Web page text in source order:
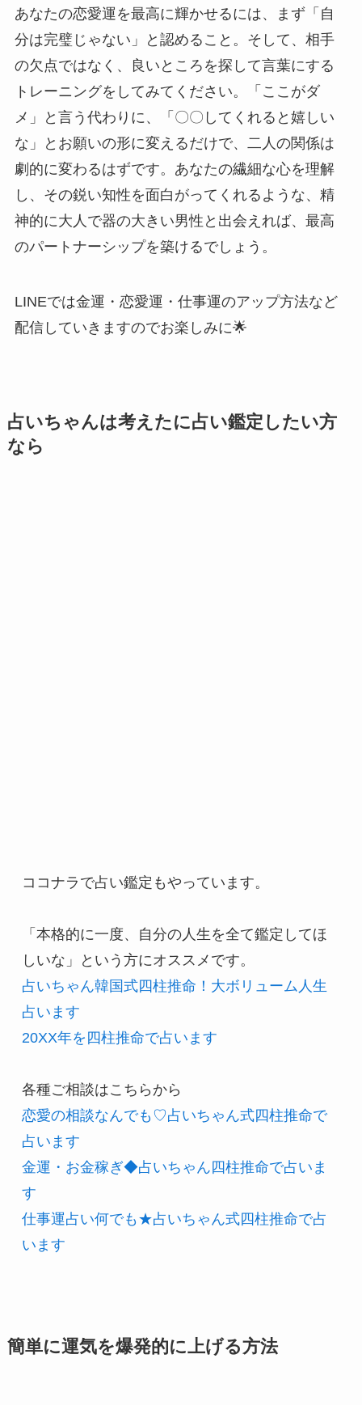
あなたの恋愛運を最高に輝かせるには、まず「自
分は完璧じゃない」と認めること。そして、相手
の欠点ではなく、良いところを探して言葉にする
トレーニングをしてみてください。「ここがダ
メ」と言う代わりに、「〇〇してくれると嬉しい
な」とお願いの形に変えるだけで、二人の関係は
劇的に変わるはずです。あなたの繊細な心を理解
し、その鋭い知性を面白がってくれるような、精
神的に大人で器の大きい男性と出会えれば、最高
のパートナーシップを築けるでしょう。
LINEでは金運・恋愛運・仕事運のアップ方法など
配信していきますのでお楽しみに🌟
占いちゃんは考えたに占い鑑定したい方
なら
ココナラで占い鑑定もやっています。
「本格的に一度、自分の人生を全て鑑定してほ
しいな」という方にオススメです。
占いちゃん韓国式四柱推命！大ボリューム人生
占います
20XX年を四柱推命で占います
各種ご相談はこちらから
恋愛の相談なんでも♡占いちゃん式四柱推命で
占います
金運・お金稼ぎ◆占いちゃん四柱推命で占いま
す
仕事運占い何でも★占いちゃん式四柱推命で占
います
簡単に運気を爆発的に上げる方法